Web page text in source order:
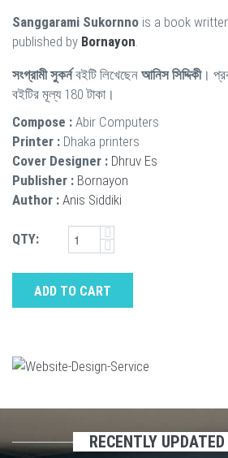
Sanggarami Sukornno is a book
published by Bornayon
সংগ্রামী সুকর্নবইটি লিখেছেন আনিস সিদ্দিকী।
বইটির মূল্য 180 টাকা।
Compose : Abir Computers
Printer : Dhaka printers
Cover Designer : Dhruv Es
Publisher : Bornayon
Author : Anis Siddiki
QTY:
ADD TO CART
RECENTLY